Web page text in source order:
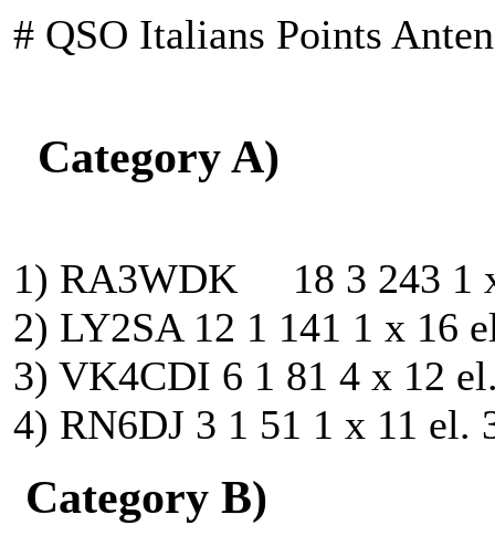
# QSO Italians Points
Category A)
1) RA3WDK 18 3 243 1
2) LY2SA 12 1 141 1 x 16
3) VK4CDI 6 1 81 4 x 12
4) RN6DJ 3 1 51 1 x 11 el.
Category B)